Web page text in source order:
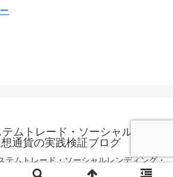
ムトレード・ソーシャルレンデ
通貨の実践検証ブログ
テムトレード・ソーシャルレンディング・